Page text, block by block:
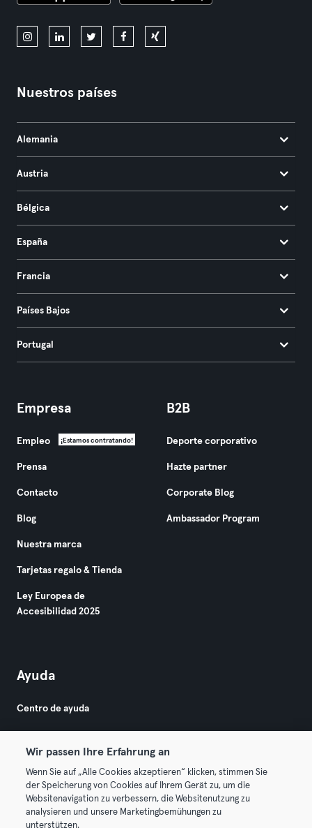
Nuestros países
Alemania
Austria
Bélgica
España
Francia
Países Bajos
Portugal
Empresa
Empleo ¡Estamos contratando!
Prensa
Contacto
Blog
Nuestra marca
Tarjetas regalo & Tienda
Ley Europea de
Accesibilidad 2025
B2B
Deporte corporativo
Hazte partner
Corporate Blog
Ambassador Program
Ayuda
Centro de ayuda
© 2026 Urban Sports Group GmbH. All rights reserved.
Términos y condiciones
Wir passen Ihre Erfahrung an
Wenn Sie auf „Alle Cookies akzeptieren“ klicken, stimmen Sie
der Speicherung von Cookies auf Ihrem Gerät zu, um die
Websitenavigation zu verbessern, die Websitenutzung zu
analysieren und unsere Marketingbemühungen zu
unterstützen.